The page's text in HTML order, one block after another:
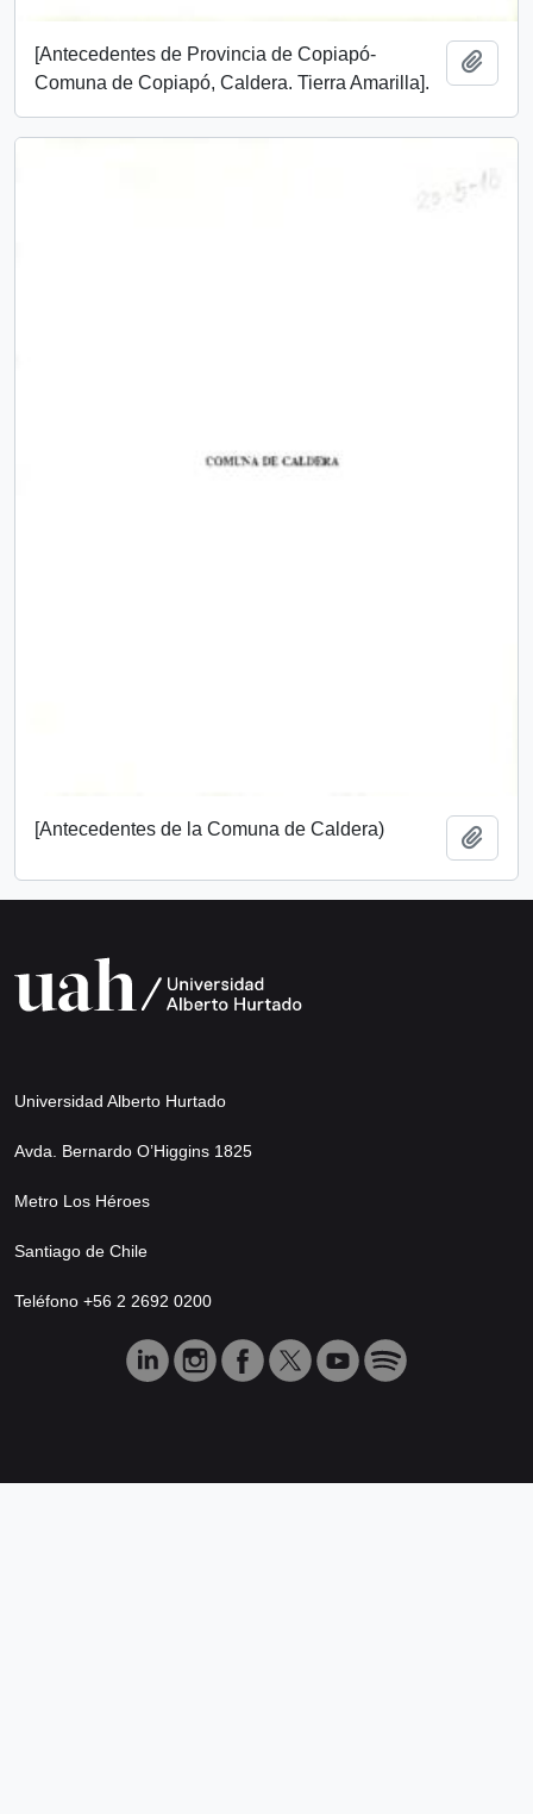
[Antecedentes de Provincia de Copiapó-
Comuna de Copiapó, Caldera. Tierra Amarilla].
[Antecedentes de la Comuna de Caldera)
Universidad Alberto Hurtado
Avda. Bernardo O’Higgins 1825
Metro Los Héroes
Santiago de Chile
Teléfono +56 2 2692 0200